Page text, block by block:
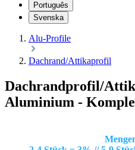
Português
Svenska
Alu-Profile
Dachrand/Attikaprofil
Dachrandprofil/
Aluminium -